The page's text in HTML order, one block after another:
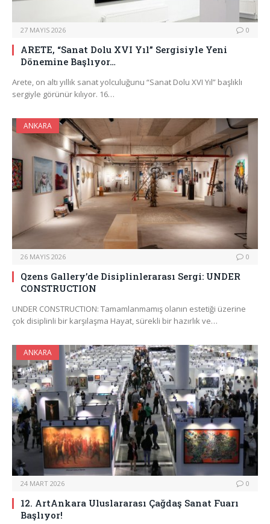
27 MAYIS 2026 0
ARETE, “Sanat Dolu XVI Yıl” Sergisiyle Yeni
Dönemine Başlıyor…
Arete, on altı yıllık sanat yolculuğunu “Sanat Dolu XVI Yıl” başlıklı
sergiyle görünür kılıyor. 16…
ANKARA
26 MAYIS 2026 0
Qzens Gallery’de Disiplinlerarası Sergi: UNDER
CONSTRUCTION
UNDER CONSTRUCTION: Tamamlanmamış olanın estetiği üzerine
çok disiplinli bir karşılaşma Hayat, sürekli bir hazırlık ve…
ANKARA
24 MART 2026 0
12. ArtAnkara Uluslararası Çağdaş Sanat Fuarı
Başlıyor!